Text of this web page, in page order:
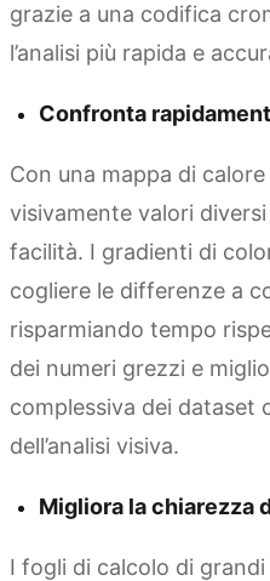
grazie a una codifica
l’analisi più rapida e
Confronta
Con una mappa di
visivamente valori
facilità. I gradienti di
cogliere le differenze a
risparmiando tempo
dei numeri grezzi e
complessiva dei dataset
dell’analisi visiva.
Migliora la chiarezza
I fogli di calcolo di